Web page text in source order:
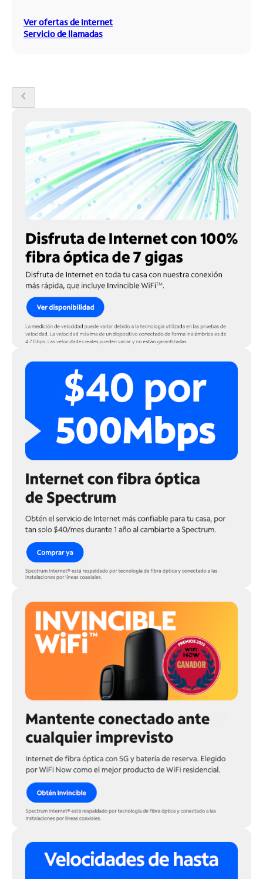
Ver ofertas de Internet
Servicio de llamadas
chevron_left